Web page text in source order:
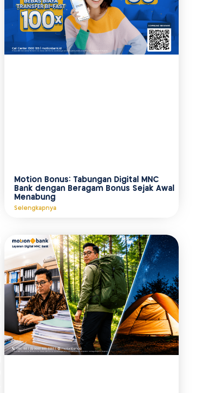
Motion Bonus: Tabungan Digital MNC
Bank dengan Beragam Bonus Sejak Awal
Menabung
Selengkapnya